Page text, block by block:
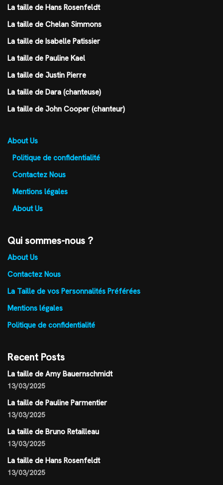
La taille de Hans Rosenfeldt
La taille de Chelan Simmons
La taille de Isabelle Patissier
La taille de Pauline Kael
La taille de Justin Pierre
La taille de Dara (chanteuse)
La taille de John Cooper (chanteur)
About Us
Politique de confidentialité
Contactez Nous
Mentions légales
About Us
Qui sommes-nous ?
About Us
Contactez Nous
La Taille de vos Personnalités Préférées
Mentions légales
Politique de confidentialité
Recent Posts
La taille de Amy Bauernschmidt
13/03/2025
La taille de Pauline Parmentier
13/03/2025
La taille de Bruno Retailleau
13/03/2025
La taille de Hans Rosenfeldt
13/03/2025